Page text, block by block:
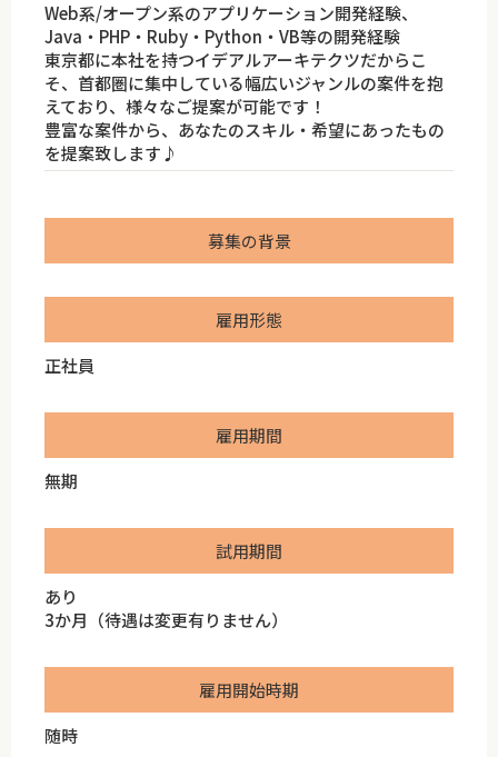
Web系/オープン系のアプリケーション開発経験、
Java・PHP・Ruby・Python・VB等の開発経験
東京都に本社を持つイデアルアーキテクツだからこ
そ、首都圏に集中している幅広いジャンルの案件を抱
えており、様々なご提案が可能です！
豊富な案件から、あなたのスキル・希望にあったもの
を提案致します♪
募集の背景
雇用形態
正社員
雇用期間
無期
試用期間
あり
3か月（待遇は変更有りません）
雇用開始時期
随時